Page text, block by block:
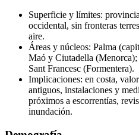
Superficie y límites:
occidental, sin fronteras
aire.
Áreas y núcleos: Palma
Maó y Ciutadella
Sant Francesc (Formentera).
Implicaciones: en costa,
antiguos, instalaciones y
próximos a escorrentías,
inundación.